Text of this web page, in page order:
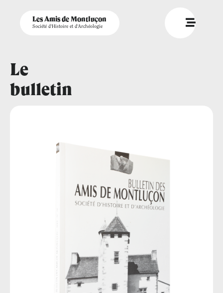
Les Amis de Montluçon
Société d'Histoire et d'Archéologie
Le
bulletin